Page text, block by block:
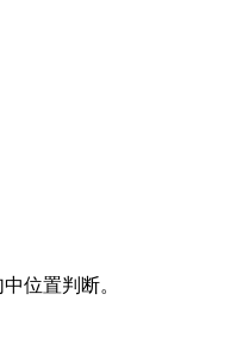
位置判断。